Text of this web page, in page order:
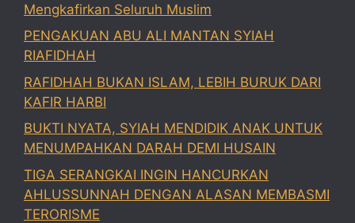
Mengkafirkan Seluruh Muslim
PENGAKUAN ABU ALI MANTAN SYIAH
RIAFIDHAH
RAFIDHAH BUKAN ISLAM, LEBIH BURUK DARI
KAFIR HARBI
BUKTI NYATA, SYIAH MENDIDIK ANAK UNTUK
MENUMPAHKAN DARAH DEMI HUSAIN
TIGA SERANGKAI INGIN HANCURKAN
AHLUSSUNNAH DENGAN ALASAN MEMBASMI
TERORISME